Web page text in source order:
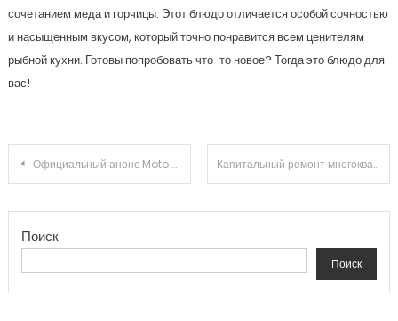
сочетанием меда и горчицы. Этот блюдо отличается особой сочностью
и насыщенным вкусом, который точно понравится всем ценителям
рыбной кухни. Готовы попробовать что-то новое? Тогда это блюдо для
вас!
Навигация по записям
Официальный анонс Moto G Stylus 5G новинки и особенности Капитальный ремонт многоквартирного дома: кто действительно расплачивается за новую жизнь вашего жилья?
Поиск
Поиск